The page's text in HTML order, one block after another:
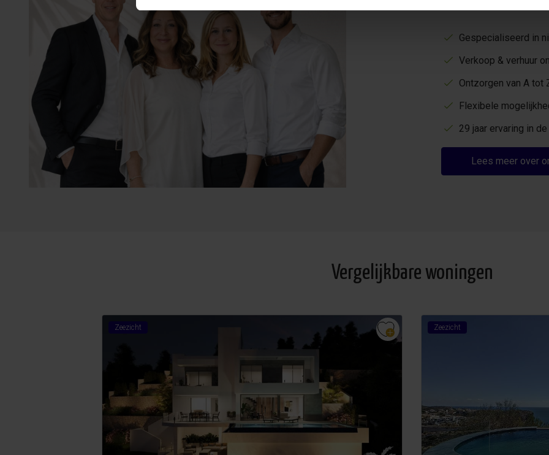
Gespecialiseerd in
Verkoop & verhuur
Ontzorgen van A tot
Flexibele
29 jaar ervaring in
Lees meer over
Vergelijkbare woningen
Zeezicht Zeezicht